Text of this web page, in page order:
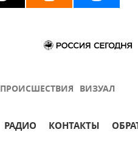
ПРОИСШЕСТВИЯ ВИЗУАЛ
РАДИО КОНТАКТЫ